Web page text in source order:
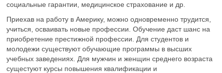
социальные гарантии, медицинское страхование и др.
Приехав на работу в Америку, можно одновременно трудится,
учиться, осваивать новые профессии. Обучение даст шанс на
приобретение престижной профессии. Для студентов и
молодежи существуют обучающие программы в высших
учебных заведениях. Для мужчин и женщин среднего возраста
сущестуют курсы повышения квалификации и